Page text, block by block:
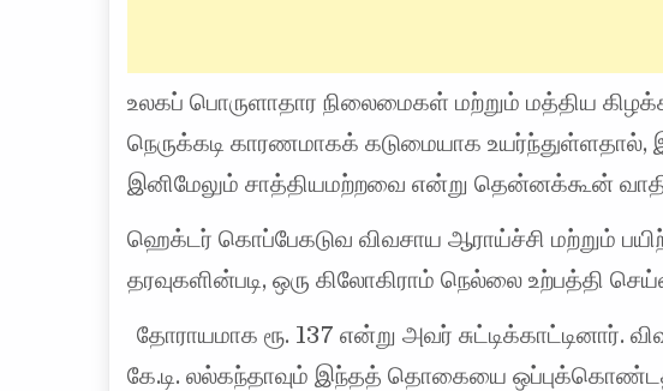
உலகப் பொருளாதார நிலைமைகள் மற்றும் மத்திய
நெருக்கடி காரணமாகக் கடுமையாக
இனிமேலும் சாத்தியமற்றவை என்று தென்னக்கூன்
ஹெக்டர் கொப்பேகடுவ விவசாய ஆராய்ச்சி மற்றும்
தரவுகளின்படி, ஒரு கிலோகிராம் நெல்லை உற்பத்தி
தோராயமாக ரூ. 137 என்று அவர் சுட்டிக்காட்டினார்.
கே.டி. லல்கந்தாவும் இந்தத் தொகையை